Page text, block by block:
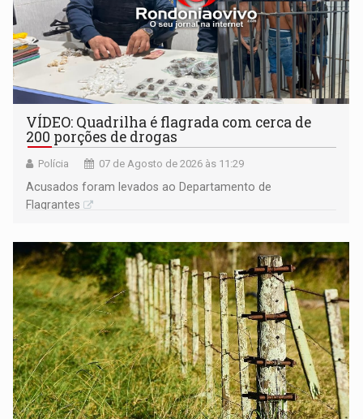
VÍDEO: Quadrilha é flagrada com cerca de
200 porções de drogas
Polícia 07 de Agosto de 2026 às 11:29
Acusados foram levados ao Departamento de
Flagrantes